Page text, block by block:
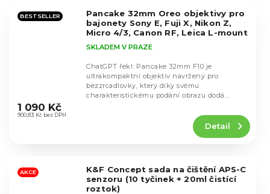
hvězdiček.
BESTSELLER
Pancake 32mm Oreo objektivy pro
bajonety Sony E, Fuji X, Nikon Z,
Micro 4/3, Canon RF, Leica L-mount
hodnocení
produktu
hvězdiček.
SKLADEM V PRAZE
900,83 Kč bez DPH
1 090 Kč
Detail
ChatGPT řekl: Pancake 32mm F10 je
ultrakompaktní objektiv navržený pro
bezzrcadlovky, který díky svému
charakteristickému podání obrazu dodá
snímkům stylový...
AKCE
K&F Concept sada na čištění APS-C
senzoru (10 tyčinek + 20ml čistící
roztok)